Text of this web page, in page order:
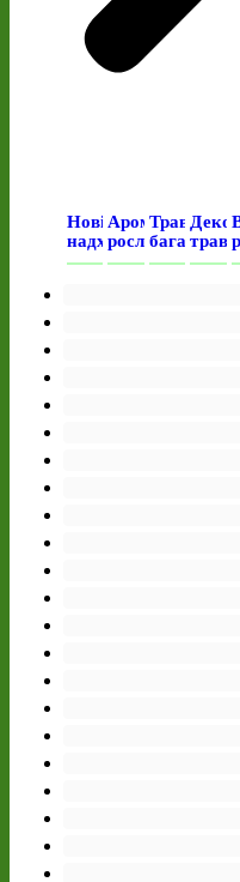
Нові
надходження
Ароматичні
рослини
трави